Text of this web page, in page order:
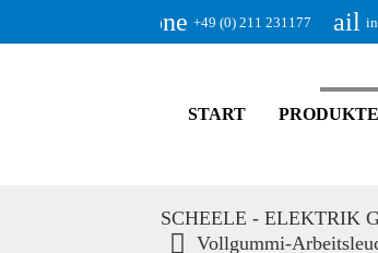
phone +49 (0) 211 231177email
START PRODUKTE
SCHEELE - ELEKTRIK
Vollgummi-